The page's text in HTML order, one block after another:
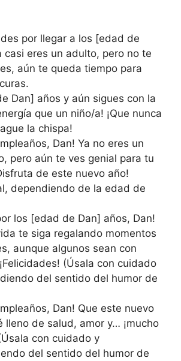
por llegar a los [edad de
casi eres un adulto, pero no te
aún te queda tiempo para
Dan] años y aún sigues con la
que un niño/a! ¡Que nunca
la chispa!
Dan! Ya no eres un
pero aún te ves genial para tu
de este nuevo año!
dependiendo de la edad de
los [edad de Dan] años, Dan!
te siga regalando momentos
aunque algunos sean con
(Úsala con cuidado
del sentido del humor de
Dan! Que este nuevo
lleno de salud, amor y… ¡mucho
con cuidado y
del sentido del humor de